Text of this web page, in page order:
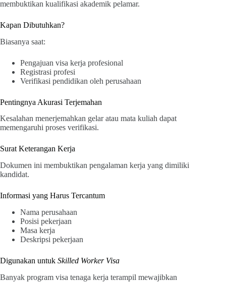
membuktikan kualifikasi akademik pelamar.
Kapan Dibutuhkan?
Biasanya saat:
Pengajuan visa kerja profesional
Registrasi profesi
Verifikasi pendidikan oleh perusahaan
Pentingnya Akurasi Terjemahan
Kesalahan menerjemahkan gelar atau mata kuliah dapat
memengaruhi proses verifikasi.
Surat Keterangan Kerja
Dokumen ini membuktikan pengalaman kerja yang dimiliki
kandidat.
Informasi yang Harus Tercantum
Nama perusahaan
Posisi pekerjaan
Masa kerja
Deskripsi pekerjaan
Digunakan untuk Skilled Worker Visa
Banyak program visa tenaga kerja terampil mewajibkan